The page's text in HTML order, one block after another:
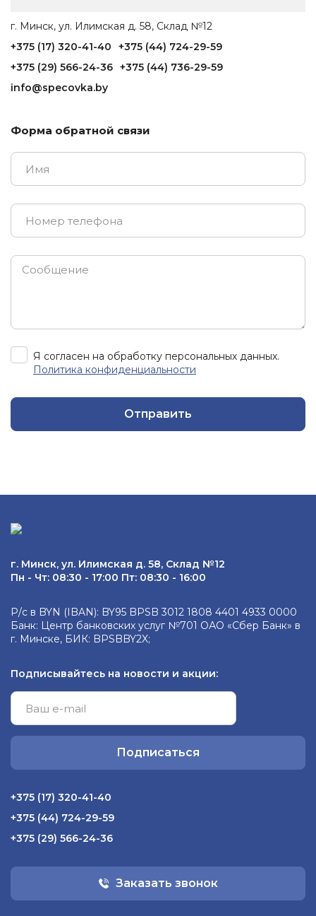
Форма обратной связи
Я согласен на обработку персональных данных.
Политика конфиденциальности
Отправить
г. Минск, ул. Илимская д. 58, Склад №12
+375 (17) 320-41-40
+375 (44) 724-29-59
+375 (29) 566-24-36 +375 (44) 736-29-59
info@specovka.by
г. Минск, ул. Илимская д. 58, Склад №12
Пн - Чт: 08:30 - 17:00 Пт: 08:30 - 16:00
Р/с в BYN (IBAN): BY95 BPSB 3012 1808 4401 4933 0000
Банк: Центр банковских услуг №701 ОАО «Сбер Банк» в
г. Минске, БИК: BPSBBY2X;
Подписывайтесь на новости и акции:
Подписаться
+375 (17) 320-41-40
+375 (44) 724-29-59
+375 (29) 566-24-36
Заказать звонок